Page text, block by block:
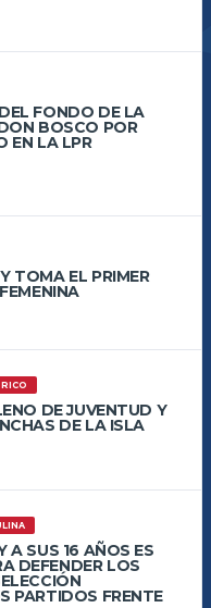
FONDO DE LA
BOSCO POR
EN LA LPR
TOMA EL PRIMER
DE JUVENTUD Y
DE LA ISLA
A SUS 16 AÑOS ES
DEFENDER LOS
PARTIDOS FRENTE